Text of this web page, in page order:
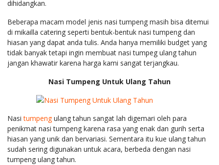
dihidangkan.
Beberapa macam model jenis nasi tumpeng masih bisa ditemui
di mikailla catering seperti bentuk-bentuk nasi tumpeng dan
hiasan yang dapat anda tulis. Anda hanya memiliki budget yang
tidak banyak tetapi ingin membuat nasi tumpeg ulang tahun
jangan khawatir karena harga kami sangat terjangkau.
Nasi Tumpeng Untuk Ulang Tahun
Nasitumpengulang tahun sangat lah digemari oleh para
penikmat nasi tumpeng karena rasa yang enak dan gurih serta
hiasan yang unik dan bervariasi. Sementara itu kue ulang tahun
sudah sering digunakan untuk acara, berbeda dengan nasi
tumpeng ulang tahun.